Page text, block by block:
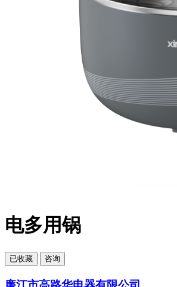
电多用锅
已收藏 咨询